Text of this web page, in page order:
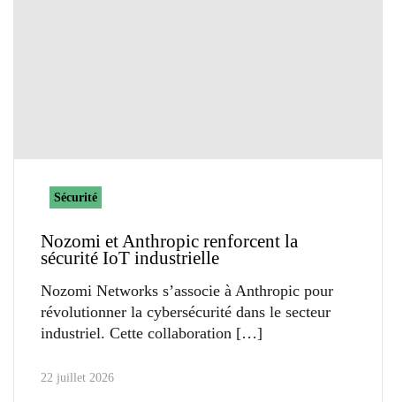
Sécurité
Nozomi et Anthropic renforcent la
sécurité IoT industrielle
Nozomi Networks s’associe à Anthropic pour
révolutionner la cybersécurité dans le secteur
industriel. Cette collaboration
22 juillet 2026